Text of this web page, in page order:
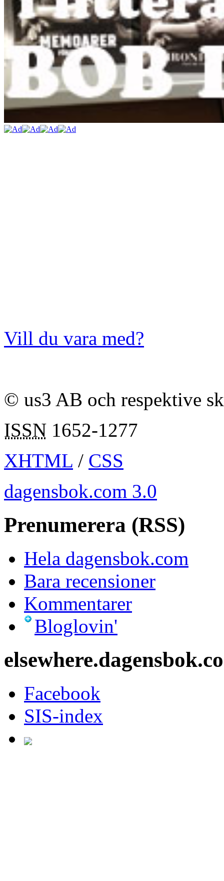
Vill du vara med?
© us3 AB och respektive
ISSN 1652-1277
XHTML / CSS
dagensbok.com 3.0
Prenumerera (RSS)
Hela dagensbok.com
Bara recensioner
Kommentarer
Bloglovin'
Facebook
SIS-index